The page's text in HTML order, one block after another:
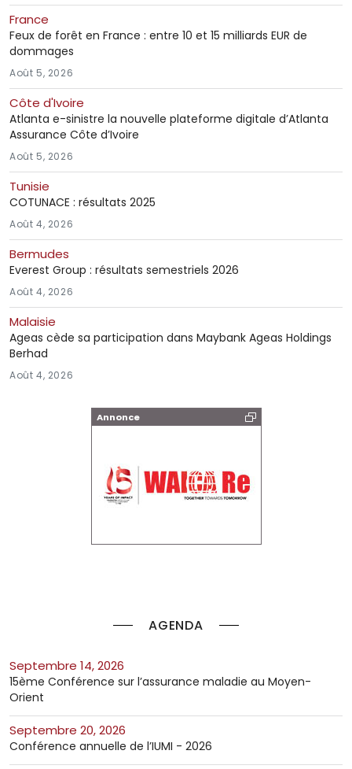
Annonce
AGENDA
septembre 14, 2026
15ème Conférence sur l’assurance maladie au Moyen-
Orient
septembre 20, 2026
Conférence annuelle de l’IUMI - 2026
France
Feux de forêt en France : entre 10 et 15 milliards EUR de
dommages
Août 5, 2026
Côte d'Ivoire
Atlanta e-sinistre la nouvelle plateforme digitale d’Atlanta
Assurance Côte d’Ivoire
Août 5, 2026
Tunisie
COTUNACE : résultats 2025
Août 4, 2026
Bermudes
Everest Group : résultats semestriels 2026
Août 4, 2026
Malaisie
Ageas cède sa participation dans Maybank Ageas Holdings
Berhad
Août 4, 2026